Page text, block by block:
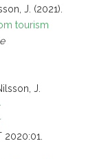
J. (2021).
tourism
J.
2020:01.